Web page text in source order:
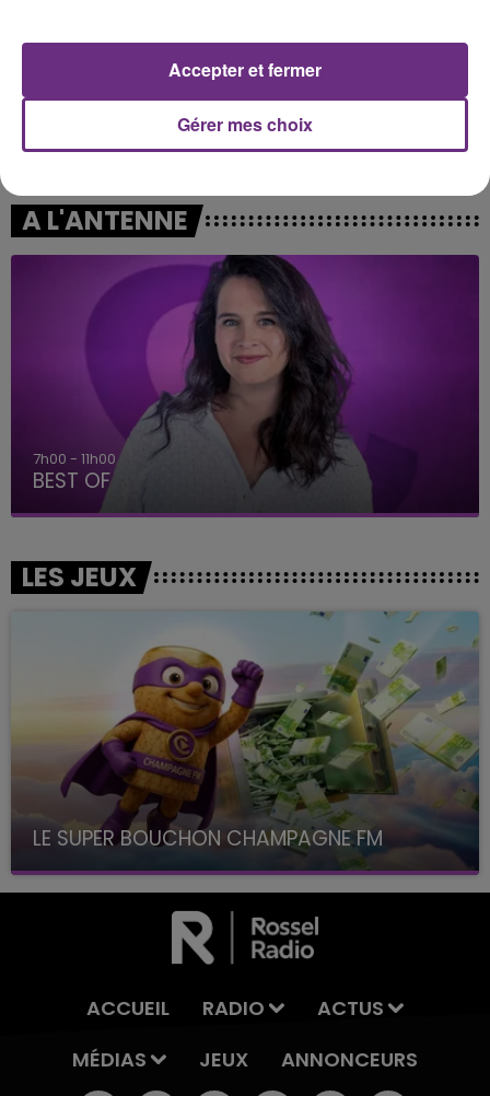
ADELE CASTILLON
Ete Avec Toi The Fate Of Ophelia
A L'ANTENNE
11h00 - 16h00
Le week-end Champagne FM
LES JEUX
LE SUPER BOUCHON CHAMPAGNE FM
avec La Famille Champagne FM, à 8H10
ACCUEIL RADIO
ACTUS
MÉDIAS
JEUX ANNONCEURS
Gérer mes choix
Accepter et fermer